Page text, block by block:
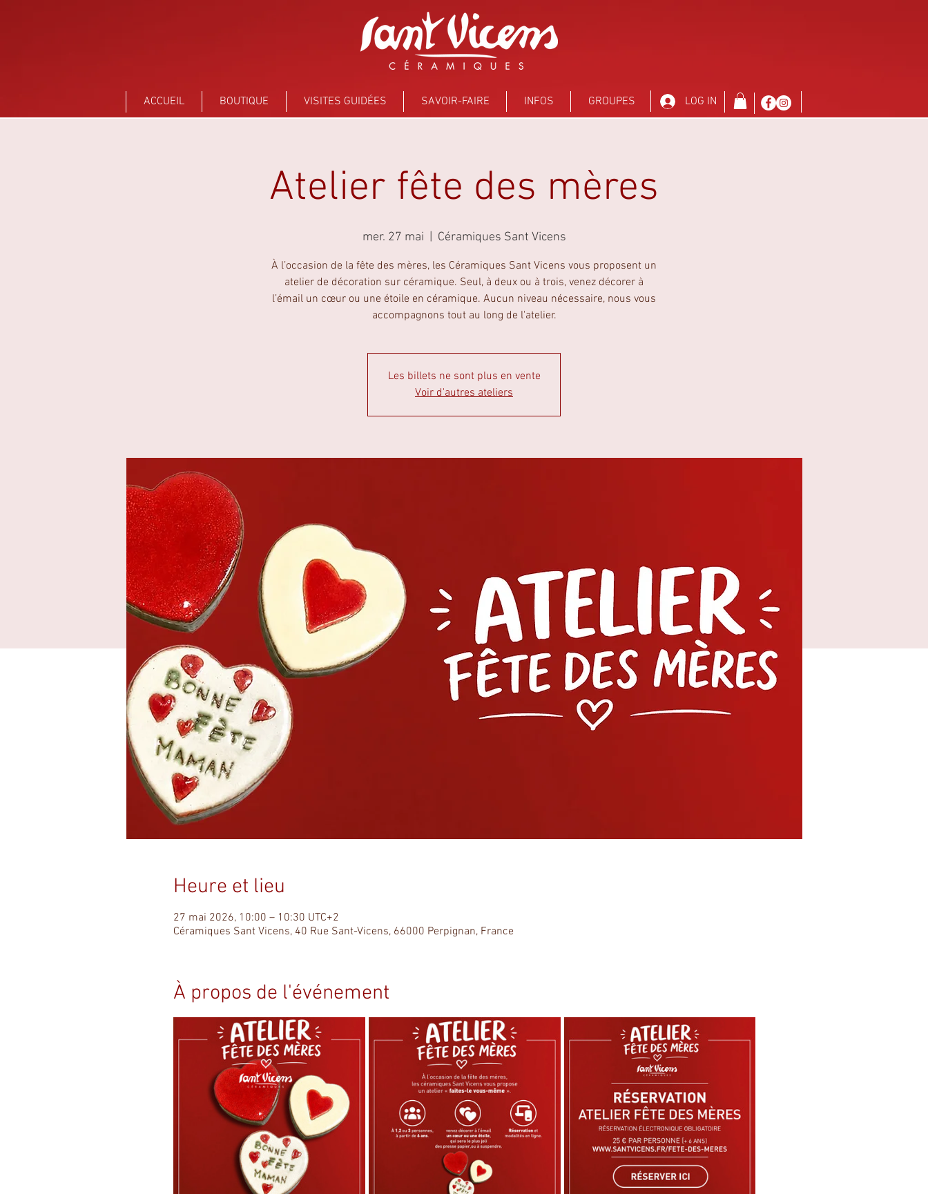
ACCUEIL BOUTIQUE VISITES GUIDÉES SAVOIR-FAIRE INFOS GROUPES LOG IN
Atelier fête des mères
mer. 27 mai Céramiques Sant Vicens
À l’occasion de la fête des mères, les Céramiques Sant Vicens vous proposent un
atelier de décoration sur céramique. Seul, à deux ou à trois, venez décorer à
l’émail un cœur ou une étoile en céramique. Aucun niveau nécessaire, nous vous
accompagnons tout au long de l'atelier.
Les billets ne sont plus en vente
Voir d'autres ateliers
Heure et lieu
27 mai 2026, 10:00 – 10:30 UTC+2
Céramiques Sant Vicens, 40 Rue Sant-Vicens, 66000 Perpignan, France
À propos de l'événement